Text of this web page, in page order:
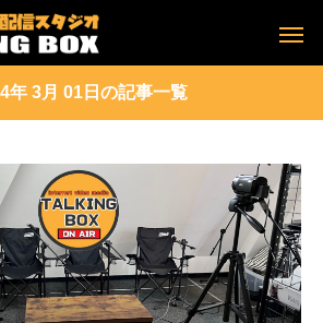
年 3月 01日の記事一覧